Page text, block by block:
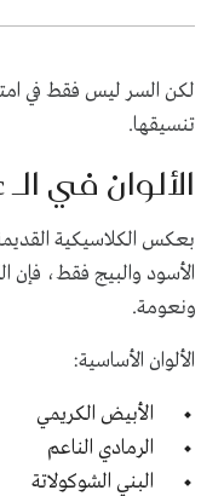
لكن السر ليس فقط في
تنسيقها.
الألوان في الـ New Classic
بعكس الكلاسيكية
الأسود والبيج فقط، فإن
ونعومة.
الألوان الأساسية:
الأبيض الكريمي
الرمادي الناعم
البني الشوكولاتة